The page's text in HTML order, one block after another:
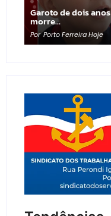
Garoto de dois anos
morre…
Por Porto Ferreira Hoje